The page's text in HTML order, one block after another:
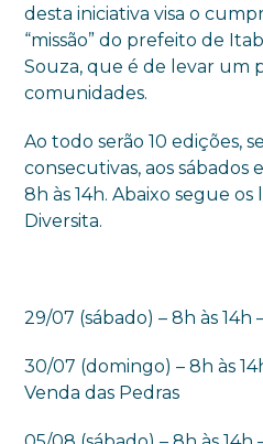
desta iniciativa visa o
“missão” do prefeito de
Souza, que é de levar um
comunidades.
Ao todo serão 10 edições,
consecutivas, aos sábados
8h às 14h. Abaixo segue os
Diversita.
29/07 (sábado) – 8h às 14h
30/07 (domingo) – 8h às
Venda das Pedras